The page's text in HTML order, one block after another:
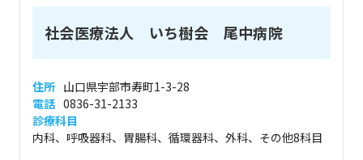
社会医療法人 いち樹会 尾中病院
住所 山口県宇部市寿町1-3-28
電話 0836-31-2133
診療科目
内科、呼吸器科、胃腸科、循環器科、外科、その他8科目